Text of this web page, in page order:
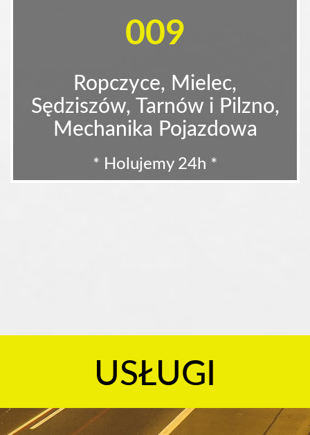
009
Ropczyce, Mielec,
Sędziszów, Tarnów i Pilzno,
Mechanika Pojazdowa
* Holujemy 24h *
USŁUGI